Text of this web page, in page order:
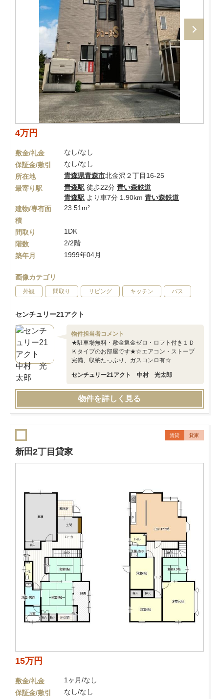
4万円
敷金/礼金
なし/なし
保証金/敷引
なし/なし
所在地
青森県青森市北金沢２丁目16-25
最寄り駅
青森駅 徒歩22分 青い森鉄道
青森駅 より車7分 1.90km 青い森鉄道
建物/専有面
積
23.51m²
間取り
1DK
階数
2/2階
築年月
1999年04月
画像カテゴリ
外観 間取り リビング キッチン バス
センチュリー21アクト
物件担当者コメント
★駐車場無料・敷金返金ゼロ・ロフト付き１Ｄ
Ｋタイプのお部屋です★☆エアコン・ストーブ
完備、収納たっぷり、ガスコンロ有☆
センチュリー21アクト 中村 光太郎
物件を詳しく見る
賃貸 貸家
新田2丁目貸家
15万円
敷金/礼金
1ヶ月/なし
保証金/敷引
なし/なし